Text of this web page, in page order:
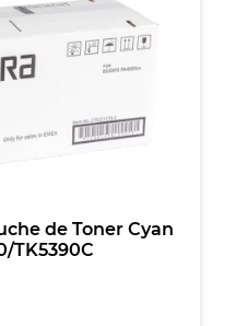
de Toner Cyan
TK5390C